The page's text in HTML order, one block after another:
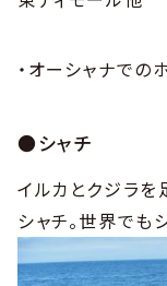
・オーシャナで
●シャチ
イルカとクジラを
シャチ。世界でも